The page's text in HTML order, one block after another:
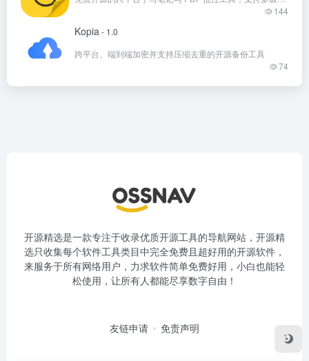
144
Kopia- 1.0
跨平台、端到端加密并支持压缩去重的开源备份工具
74
开源精选是一款专注于收录优质开源工具的导航网站，开源精
选只收集每个软件工具类目中完全免费且超好用的开源软件，
来服务于所有网络用户，力求软件简单免费好用，小白也能轻
松使用，让所有人都能尽享数字自由！
友链申请 免责声明